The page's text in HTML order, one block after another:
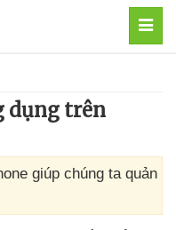
dụng trên
giúp chúng ta quản